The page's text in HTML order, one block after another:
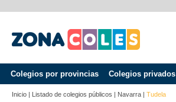
Colegios por provincias Colegios privados
Inicio | Listado de colegios públicos | Navarra | Tudela